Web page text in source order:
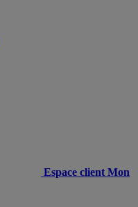
Espace client Mon